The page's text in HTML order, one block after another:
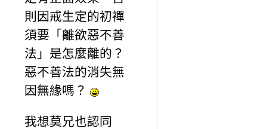
則因戒生定的初禪
須要「離欲惡不善
法」是怎麼離的？
惡不善法的消失無
因無緣嗎？
我想莫兄也認同